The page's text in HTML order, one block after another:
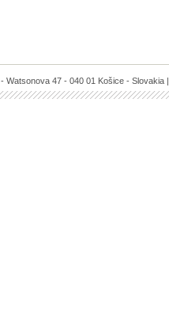
- Watsonova 47 - 040 01 Košice -